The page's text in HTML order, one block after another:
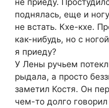
не приеду.
поднялась, еще и
не встать. Кхе-кхе.
как-нибудь, но с
я приеду?
У Лены ручьем
рыдала, а просто
заметил Костя. Он
чем-то долго